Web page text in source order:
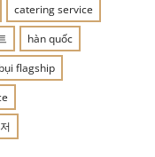
catering service
hàn quốc
flagship